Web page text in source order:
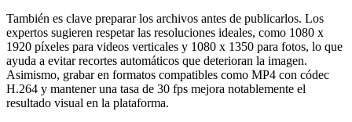
También es clave preparar los archivos antes de publicarlos. Los
expertos sugieren respetar las resoluciones ideales, como 1080 x
1920 píxeles para videos verticales y 1080 x 1350 para fotos, lo que
ayuda a evitar recortes automáticos que deterioran la imagen.
Asimismo, grabar en formatos compatibles como MP4 con códec
H.264 y mantener una tasa de 30 fps mejora notablemente el
resultado visual en la plataforma.